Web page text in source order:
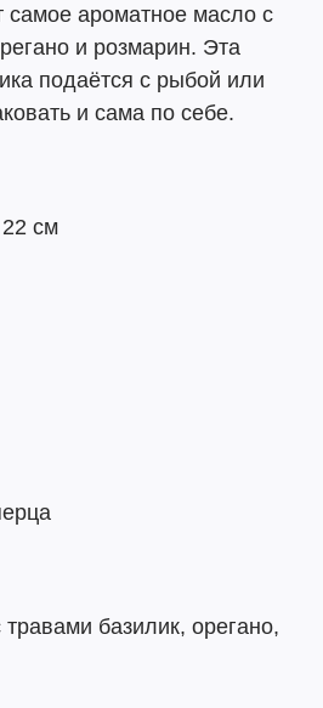
самое ароматное масло с
и розмарин. Эта
подаётся с рыбой или
и сама по себе.
см
базилик, орегано,